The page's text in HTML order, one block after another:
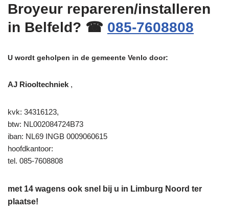
Broyeur repareren/installeren
in Belfeld? ☎ 085-7608808
U wordt geholpen in de gemeente Venlo door:
AJ Riooltechniek ,
kvk: 34316123,
btw: NL002084724B73
iban: NL69 INGB 0009060615
hoofdkantoor:
tel. 085-7608808
met 14 wagens ook snel bij u in Limburg Noord ter
plaatse!